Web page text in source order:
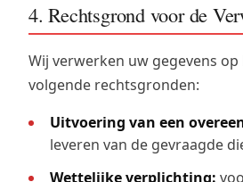
4. Rechtsgrond voor de
Wij verwerken uw gegevens op
volgende rechtsgronden:
Uitvoering van een
leveren van de gevraagde
Wettelijke verplichting: